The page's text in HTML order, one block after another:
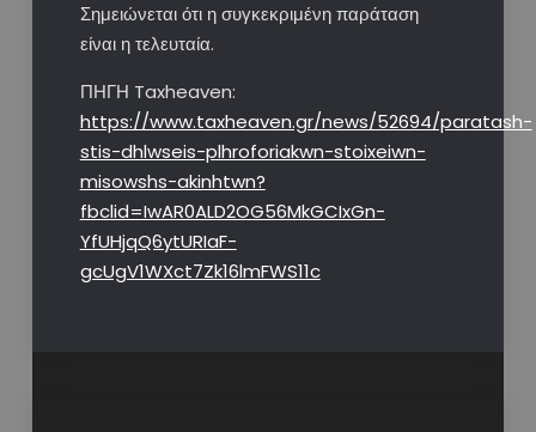
Σημειώνεται ότι η συγκεκριμένη παράταση
είναι η τελευταία.
ΠΗΓΗ Taxheaven:
https://www.taxheaven.gr/news/52694/paratash-
stis-dhlwseis-plhroforiakwn-stoixeiwn-
misowshs-akinhtwn?
fbclid=IwAR0ALD2OG56MkGCIxGn-
YfUHjqQ6ytURIaF-
gcUgV1WXct7Zk16lmFWS11c